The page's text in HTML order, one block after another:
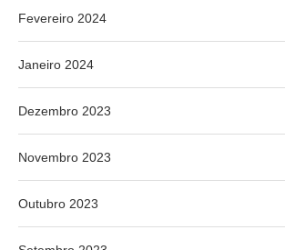
Fevereiro 2024
Janeiro 2024
Dezembro 2023
Novembro 2023
Outubro 2023